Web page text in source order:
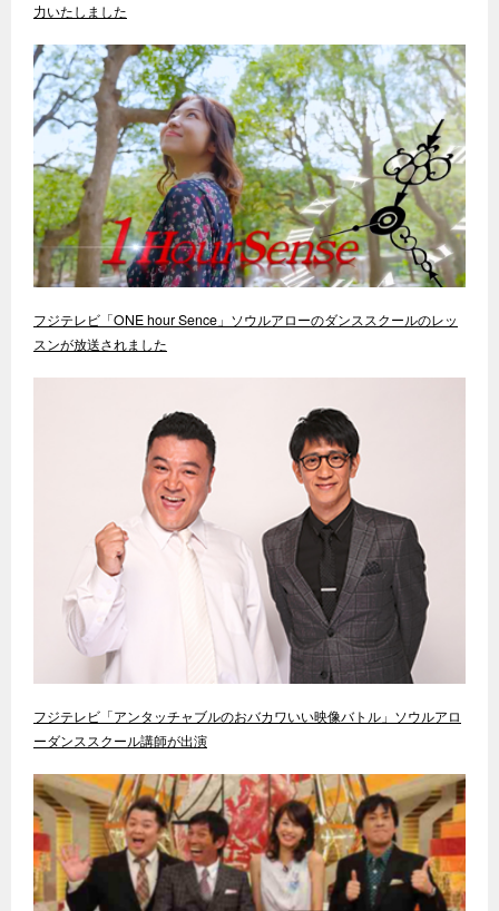
力いたしました
フジテレビ「ONE hour Sence」ソウルアローのダンススクールのレッ
スンが放送されました
フジテレビ「アンタッチャブルのおバカワいい映像バトル」ソウルアロ
ーダンススクール講師が出演